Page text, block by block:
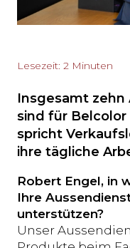
Lesezeit: 2 Minuten
Insgesamt
sind für
spricht
ihre tägliche
Robert Engel, in
Ihre
unterstützen?
Unser